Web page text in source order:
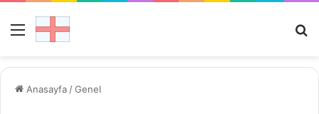
Menü
Anasayfa /Genel